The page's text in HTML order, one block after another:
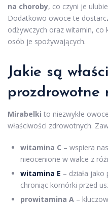
na choroby, co czyni je
Dodatkowo owoce te
odżywczych oraz witamin, co
osób je spożywających.
Jakie są
prozdrowotne
Mirabelki to niezwykłe
właściwości zdrowotnych.
witamina C – wspiera
nieocenione w walce z
witamina E – działa
chroniąc komórki przed
prowitamina A –